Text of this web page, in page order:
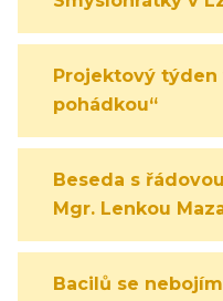
Projektový týden
pohádkou“
Beseda s
Mgr. Lenkou
Bacilů se